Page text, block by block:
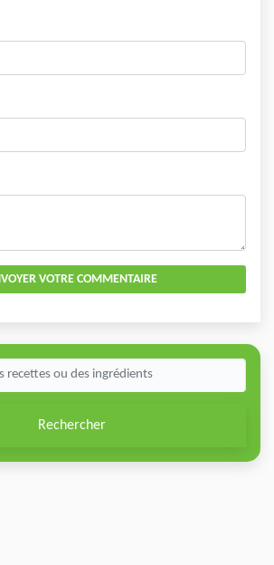
VOTRE COMMENTAIRE
Rechercher